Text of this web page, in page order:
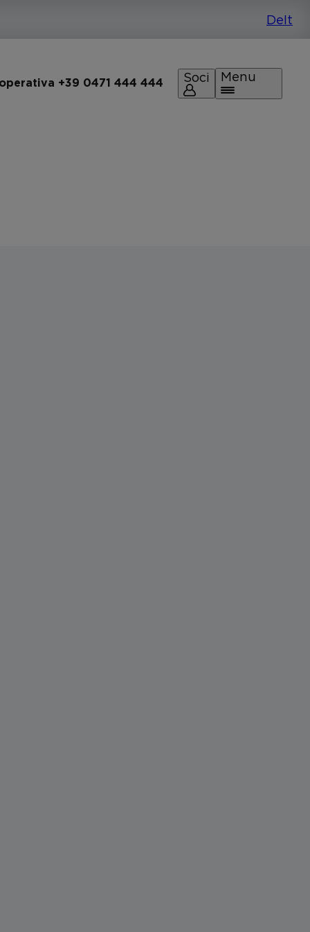
+39 0471 444 444 Soci Menu